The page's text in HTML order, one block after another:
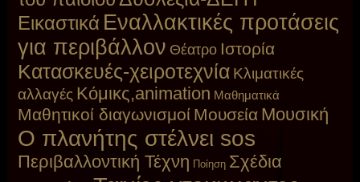
Εικαστικά Εναλλακτικές προτάσεις
για περιβάλλον Θέατρο Ιστορία
Κατασκευές-χειροτεχνία Κλιματικές
αλλαγές Κόμικς,animation Μαθηματικά
Μαθητικοί διαγωνισμοί Μουσεία Μουσική
Ο πλανήτης στέλνει sos
Περιβαλλοντική Τέχνη Ποίηση Σχέδια